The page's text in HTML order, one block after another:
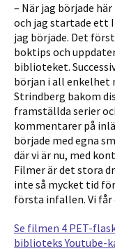
– När jag började
och jag startade
jag började. Det
boktips och
biblioteket.
början i all enkelhet
Strindberg bakom
framställda serier
kommentarer på
började med egna
där vi är nu, med
Filmer är det stora
inte så mycket tid
första infallen. Vi får
Se filmen 4 PET-
biblioteks Youtube-